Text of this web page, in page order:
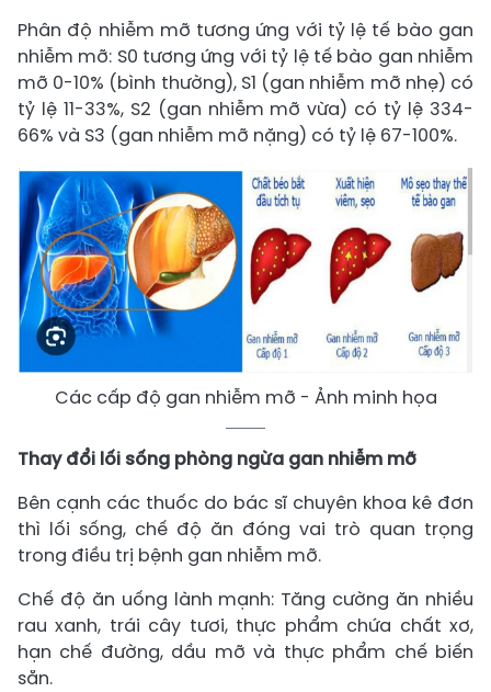
Phân độ nhiễm mỡ tương ứng với tỷ lệ tế bào gan
nhiễm mỡ: S0 tương ứng với tỷ lệ tế bào gan nhiễm
mỡ 0-10% (bình thường), S1 (gan nhiễm mỡ nhẹ) có
tỷ lệ 11-33%, S2 (gan nhiễm mỡ vừa) có tỷ lệ 334-
66% và S3 (gan nhiễm mỡ nặng) có tỷ lệ 67-100%.
Các cấp độ gan nhiễm mỡ - Ảnh minh họa
Thay đổi lối sống phòng ngừa gan nhiễm mỡ
Bên cạnh các thuốc do bác sĩ chuyên khoa kê đơn
thì lối sống, chế độ ăn đóng vai trò quan trọng
trong điều trị bệnh gan nhiễm mỡ.
Chế độ ăn uống lành mạnh: Tăng cường ăn nhiều
rau xanh, trái cây tươi, thực phẩm chứa chất xơ,
hạn chế đường, dầu mỡ và thực phẩm chế biến
sẵn.